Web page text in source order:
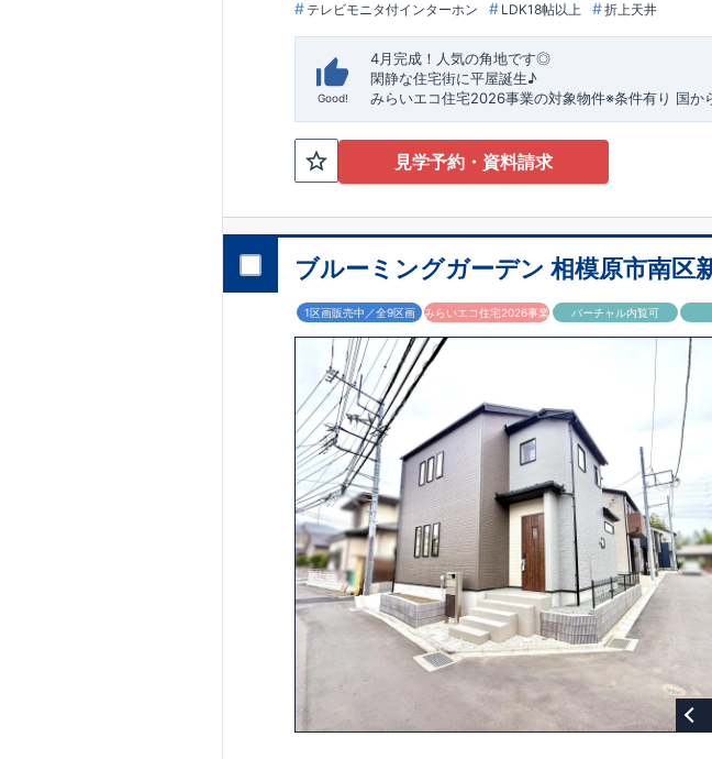
テレビモニタ付インターホン
LDK18帖以上 折上天井
Good!
4月完成！人気の角地です◎
閑静な住宅街に平屋誕生♪
​みらいエコ住宅2026事業の対象物件※条件有り 国か
★魅力的な間取り★​・玄関から
外から帰ってきたお子様も
お部屋を汚さず
・キッチン横にパントリー付き♪
​・オープンサニタリーirodori採用！
​ 段差のないシームアンダーボウル仕様でお手入れ
​・主寝室にはアクセントクロス使用♪
​↓↓クリックで詳細ご紹介
◆充実のアフターサポート◆
東栄住宅では、お引き渡し後最大4回の無料点検と、
お引き渡しからが本当のお付き合いだと考え、アフ
東栄住宅グループ「東栄ホームサービス株式会社」
​​↓↓クリックで詳細ご紹介
◆
長期優良住宅
【済】◆
当物件は国から定められた7つの技術基準をクリアし
住宅ローンの金利優遇、税金面の優遇が得られるな
す。
​東栄住宅はパワービルダーで所得数No.1です！
​​↓↓クリックで詳細ご紹介
​◆耐震＋制震。東栄セーフティーダンパー標準装備◆
大きな揺れから家を守るだけではなく揺れそのものを
建築基準法に定められた、「数百年に一度発生する
という基準から、さらに1.5倍の耐震力を達成してい
注文住宅のような個性あふれる間取り、
​住宅品質を担保しながらも コストパフォーマンスの
「ここまでやってこの価格」をぜひ体験してくださ
見学予約・資料請求
ブルーミングガーデン 相模原市南区
1区画販売中／全9区画 みらいエコ住宅2026事業 バーチャル内覧可